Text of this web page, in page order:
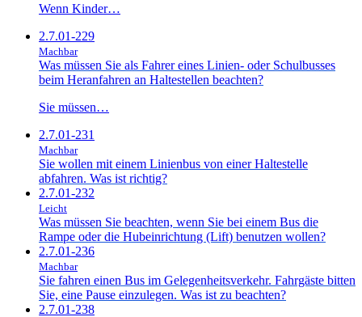
Wenn Kinder…
2.7.01-229
Machbar
Was müssen Sie als Fahrer eines Linien- oder Schulbusses
beim Heranfahren an Haltestellen beachten?
Sie müssen…
2.7.01-231
Machbar
Sie wollen mit einem Linienbus von einer Haltestelle
abfahren. Was ist richtig?
2.7.01-232
Leicht
Was müssen Sie beachten, wenn Sie bei einem Bus die
Rampe oder die Hubeinrichtung (Lift) benutzen wollen?
2.7.01-236
Machbar
Sie fahren einen Bus im Gelegenheitsverkehr. Fahrgäste bitten
Sie, eine Pause einzulegen. Was ist zu beachten?
2.7.01-238